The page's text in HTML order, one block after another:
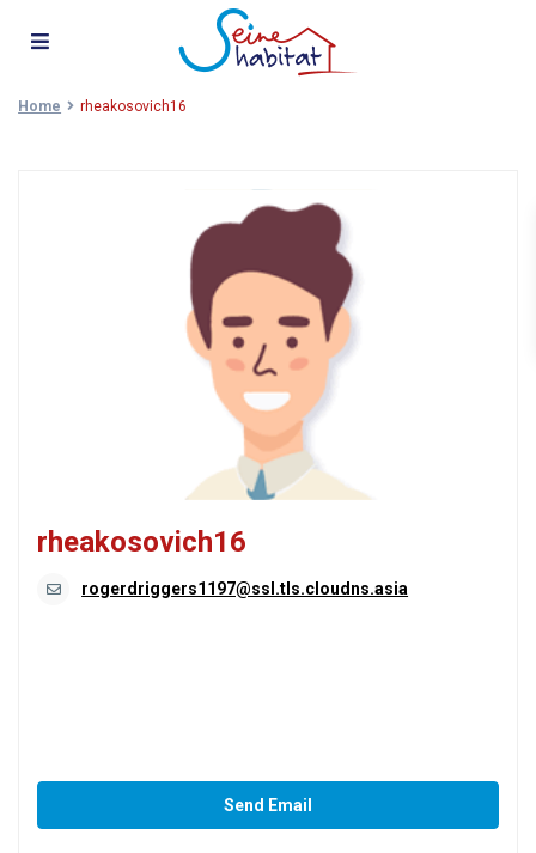
Home rheakosovich16
rheakosovich16
rogerdriggers1197@ssl.tls.cloudns.asia
Send Email